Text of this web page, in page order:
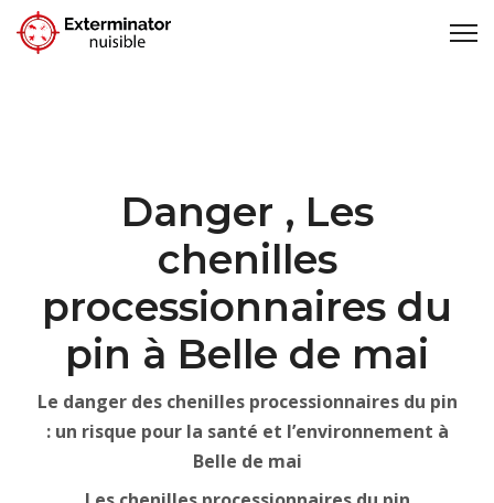
Danger , Les
chenilles
processionnaires du
pin à Belle de mai
Le danger des chenilles processionnaires du pin
: un risque pour la santé et l’environnement à
Belle de mai